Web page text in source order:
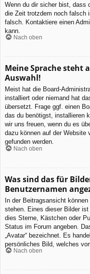
Wenn du dir sicher bist, dass
die Zeit trotzdem noch falsch
falsch. Kontaktiere einen
kann.
Nach oben
Meine Sprache steht
Auswahl!
Meist hat die Board-
installiert oder niemand hat
übersetzt. Frage ggf. einen
das du benötigst, installieren
wir uns freuen, wenn du es
dazu können auf der Website
gefunden werden.
Nach oben
Was sind das für
Benutzernamen
In der Beitragsansicht
stehen. Eines dieser Bilder
dies Sterne, Kästchen oder
Status im Forum angeben.
„Avatar“ bezeichnet. Es
persönliches Bild, welches
Nach oben